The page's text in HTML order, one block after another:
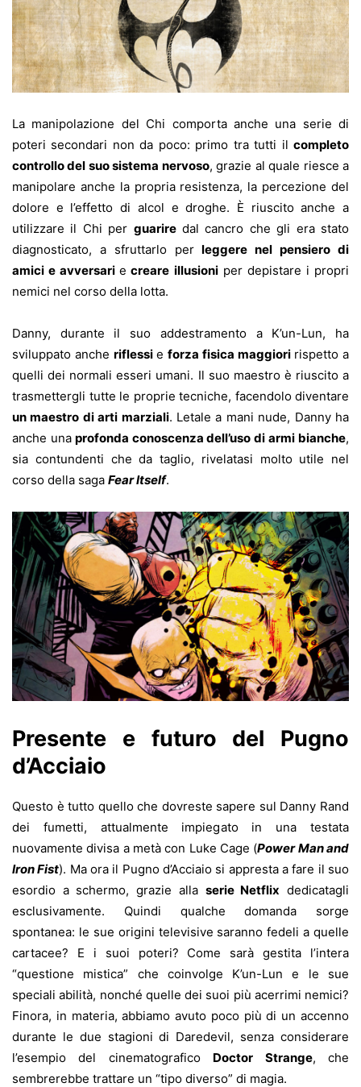
La manipolazione del Chi comporta anche una serie di
poteri secondari non da poco: primo tra tutti il completo
controllo del suo sistema nervoso, grazie al quale riesce a
manipolare anche la propria resistenza, la percezione del
dolore e l’effetto di alcol e droghe. È riuscito anche a
utilizzare il Chi per guariredal cancro che gli era stato
diagnosticato, a sfruttarlo perleggere nel pensiero di
amici e avversarie creare illusioniper depistare i propri
nemici nel corso della lotta.
Danny, durante il suo addestramento a K’un-Lun, ha
sviluppato anche riflessie forza fisica maggioririspetto a
quelli dei normali esseri umani. Il suo maestro è riuscito a
trasmettergli tutte le proprie tecniche, facendolo diventare
un maestro di arti marziali. Letale a mani nude, Danny ha
anche unaprofonda conoscenza dell’uso di armi bianche,
sia contundenti che da taglio, rivelatasi molto utile nel
corso della saga Fear Itself.
Presente e futuro del Pugno
d’Acciaio
Questo è tutto quello che dovreste sapere sul Danny Rand
dei fumetti, attualmente impiegato in una testata
nuovamente divisa a metà con Luke Cage (Power Man and
Iron Fist). Ma ora il Pugno d’Acciaio si appresta a fare il suo
esordio a schermo, grazie alla serie Netflix dedicatagli
esclusivamente. Quindi qualche domanda sorge
spontanea: le sue origini televisive saranno fedeli a quelle
cartacee? E i suoi poteri? Come sarà gestita l’intera
“questione mistica” che coinvolge K’un-Lun e le sue
speciali abilità, nonché quelle dei suoi più acerrimi nemici?
Finora, in materia, abbiamo avuto poco più di un accenno
durante le due stagioni di Daredevil, senza considerare
l’esempio del cinematografico Doctor Strange, che
sembrerebbe trattare un “tipo diverso” di magia.